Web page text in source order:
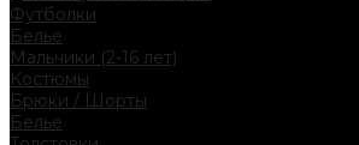
Футболки
Белье
Мальчики (2-16 лет)
Костюмы
Брюки / Шорты
Белье